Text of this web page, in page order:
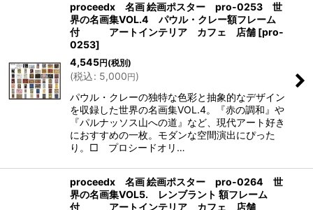
proceedx 名画 絵画ポスター pro-0253 世
界の名画集VOL.4 パウル・クレー額フレーム
付 アートインテリア カフェ 店舗 [pro-
0253]
4,545円(税別)
(税込: 5,000円)
パウル・クレーの独特な色彩と抽象的なデザイン
を収録した世界の名画集VOL.4。『赤の調和』や
『パルナッソス山への道』など、現代アート好き
におすすめの一枚。モダンな空間演出にぴった
り。□ プロシードオリ…
proceedx 名画 絵画ポスター pro-0264 世
界の名画集VOL5. レンブラント 額フレーム
付 アートインテリア カフェ 店舗